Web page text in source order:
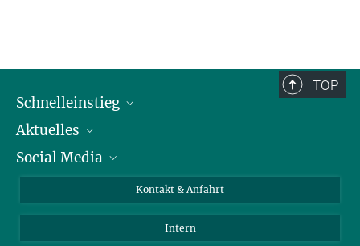
TOP
Schnelleinstieg
Personen
Pressebereich
Aktuelles
Stellenangebote
Social Media
LinkedIn
Kontakt & Anfahrt
Intern